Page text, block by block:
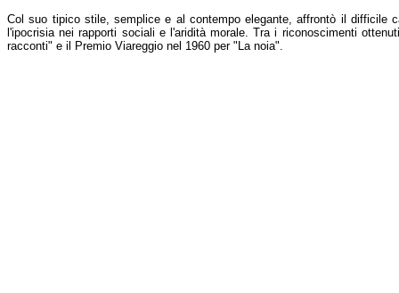
Col suo tipico stile, semplice e al contempo elegante, affrontò il difficile
l'ipocrisia nei rapporti sociali e l'aridità morale. Tra i riconoscimenti
racconti" e il Premio Viareggio nel 1960 per "La noia".